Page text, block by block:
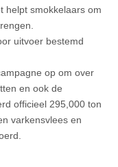
helpt smokkelaars om
uitvoer bestemd
op om over
en ook de
officieel 295,000 ton
varkensvlees en